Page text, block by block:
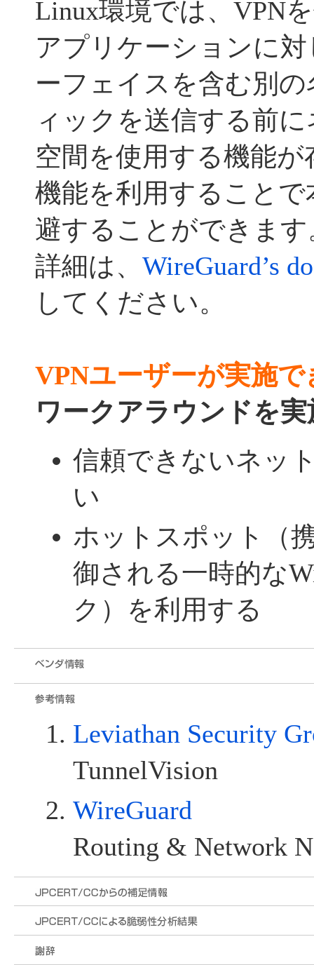
Linux環境では、VPN
アプリケーションに
ーフェイスを含む別
ィックを送信する前
空間を使用する機能
機能を利用すること
避することができます
詳細は、 WireGuard’s
してください。
VPNユーザーが実施で
ワークアラウンドを
信頼できないネッ
い
ホットスポット（
御される一時的な
ク）を利用する
Leviathan Security
TunnelVision
WireGuard
Routing & Network